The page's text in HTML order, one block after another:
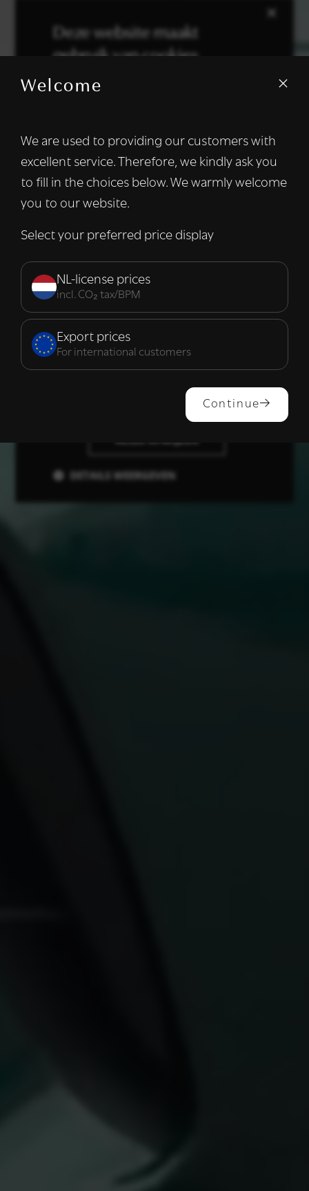
Welcome
We are used to providing our customers with
excellent service. Therefore, we kindly ask you
to fill in the choices below. We warmly welcome
you to our website.
Select your preferred price display
NL-license prices
incl. CO₂ tax/BPM
Export prices
For international customers
Continue
×
Deze website maakt
gebruik van cookies.
We gebruiken cookies om inhoud en
informatie over uw gebruik van onze site
met onze advertentie- en analysepartners,
die deze kunnen combineren met andere
informatie die u aan hen heeft verstrekt of
van hun diensten. Lees verder
Strikt
noodzakelijk
Prestatie Targeting
ALLES ACCEPTEREN
DETAILS WEERGEVEN